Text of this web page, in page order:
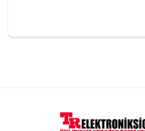
Vapresso veko öne plus a uyarmk 4 ml